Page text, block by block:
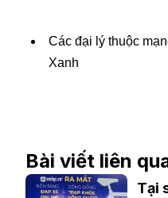
Các đại lý thuộc
Xanh
Bài viết liên
Tại